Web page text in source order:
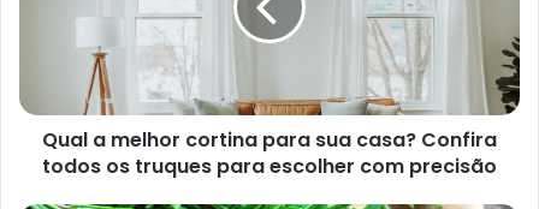
Pássaros (Reprodução Canva)
Qual a melhor cortina para sua casa? Confira
todos os truques para escolher com precisão